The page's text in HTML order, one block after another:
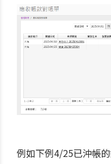
例如下例4/25已沖帳